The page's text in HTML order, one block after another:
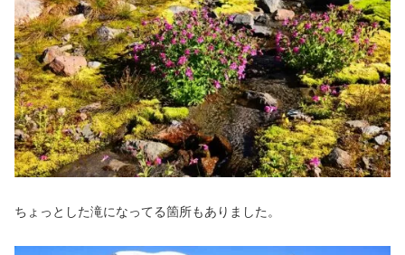
ちょっとした滝になってる箇所もありました。